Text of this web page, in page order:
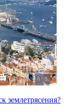
землетрясения?